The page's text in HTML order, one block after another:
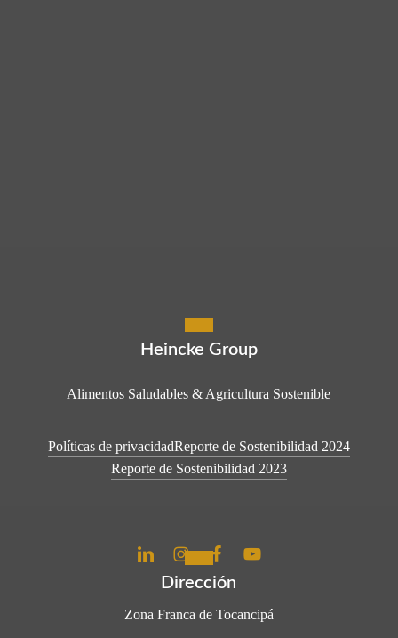
Heincke Group
Alimentos Saludables & Agricultura Sostenible
Políticas de privacidadReporte de Sostenibilidad 2024
Reporte de Sostenibilidad 2023
Dirección
Zona Franca de Tocancipá